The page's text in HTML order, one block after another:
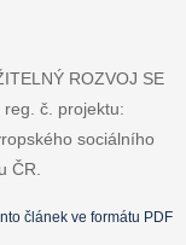
ROZVOJ SE
reg. č. projektu:
sociálního
ČR.
článek ve formátu PDF